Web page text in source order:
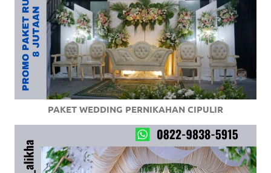
PAKET WEDDING PERNIKAHAN CIPULIR